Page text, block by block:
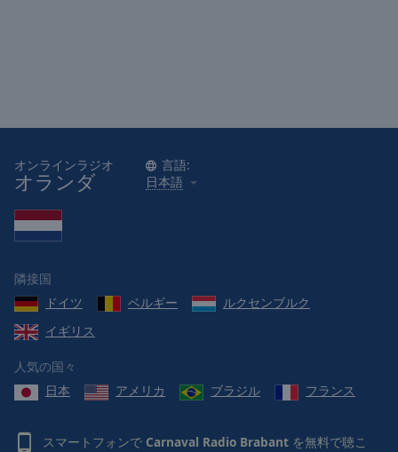
オンラインラジオ
オランダ
言語:
日本語
隣接国
ドイツ
ベルギー
ルクセンブルク
イギリス
人気の国々
日本
アメリカ ブラジル フランス
スマートフォンで Carnaval Radio Brabant を無料で聴こ